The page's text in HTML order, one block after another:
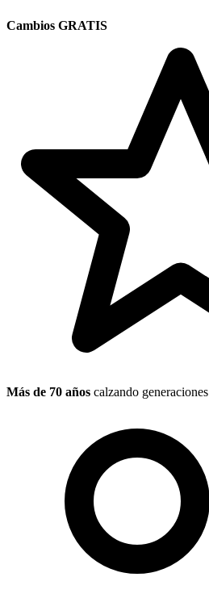
Cambios GRATIS
Más de 70 años calzando generaciones